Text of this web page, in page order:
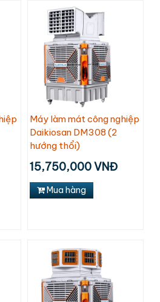
Máy làm mát công nghiệp
Daikiosan DM308 (2
hướng thổi)
15,750,000 VNĐ
Mua hàng